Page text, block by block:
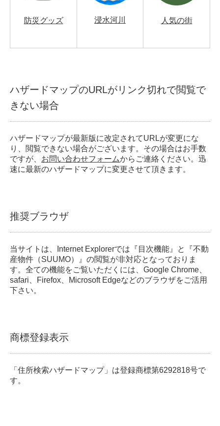
防災グッズ 浸水河川 人気の街
ハザードマップのURLがリンク切れで閲覧で
きない場合
ハザードマップが最新版に改定されてURLが変更にな
り、閲覧できない場合がございます。その場合はお手数
ですが、 お問い合わせフォームからご連絡ください。迅
速に最新のハザードマップに変更させて頂きます。
推奨ブラウザ
当サイトは、Internet Explorerでは『目次機能』と『不動
産物件（SUUMO）』の閲覧が非対応となっておりま
す。全ての機能をご覧いただくには、Google Chrome、
safari、Firefox、Microsoft Edgeなどのブラウザをご活用
下さい。
商標登録表示
「住所検索ハザードマップ」は登録商標第6292818号で
す。